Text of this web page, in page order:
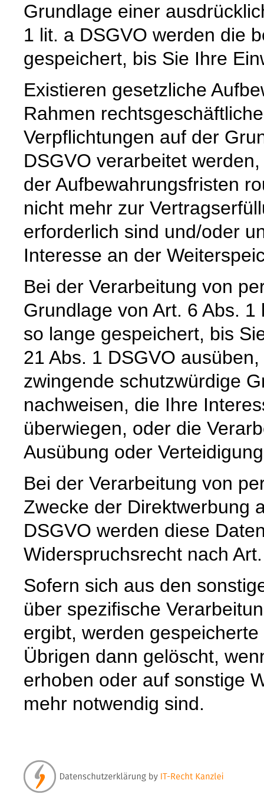
Grundlage einer
1 lit. a DSGVO werden die
gespeichert, bis Sie Ihre
Existieren gesetzliche
Rahmen
Verpflichtungen auf der
DSGVO verarbeitet
der Aufbewahrungsfristen
nicht mehr zur
erforderlich sind und/oder
Interesse an der
Bei der Verarbeitung von
Grundlage von Art. 6 Abs.
so lange gespeichert, bis
21 Abs. 1 DSGVO
zwingende schutzwürdige
nachweisen, die Ihre
überwiegen, oder die
Ausübung oder
Bei der Verarbeitung von
Zwecke der Direktwerbung
DSGVO werden diese
Widerspruchsrecht nach
Sofern sich aus den
über spezifische
ergibt, werden
Übrigen dann gelöscht,
erhoben oder auf sonstige
mehr notwendig sind.